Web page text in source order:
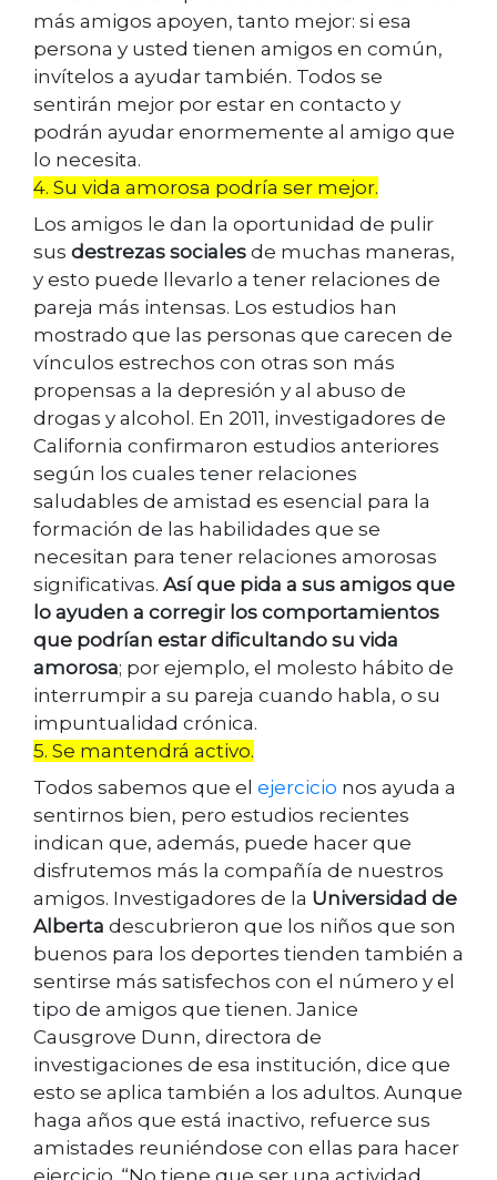
más amigos apoyen, tanto mejor: si esa
persona y usted tienen amigos en común,
invítelos a ayudar también. Todos se
sentirán mejor por estar en contacto y
podrán ayudar enormemente al amigo que
lo necesita.
4. Su vida amorosa podría ser mejor.
Los amigos le dan la oportunidad de pulir
sus destrezas sociales de muchas maneras,
y esto puede llevarlo a tener relaciones de
pareja más intensas. Los estudios han
mostrado que las personas que carecen de
vínculos estrechos con otras son más
propensas a la depresión y al abuso de
drogas y alcohol. En 2011, investigadores de
California confirmaron estudios anteriores
según los cuales tener relaciones
saludables de amistad es esencial para la
formación de las habilidades que se
necesitan para tener relaciones amorosas
significativas. Así que pida a sus amigos que
lo ayuden a corregir los comportamientos
que podrían estar dificultando su vida
amorosa; por ejemplo, el molesto hábito de
interrumpir a su pareja cuando habla, o su
impuntualidad crónica.
5. Se mantendrá activo.
Todos sabemos que el ejercicio nos ayuda a
sentirnos bien, pero estudios recientes
indican que, además, puede hacer que
disfrutemos más la compañía de nuestros
amigos. Investigadores de la Universidad de
Alberta descubrieron que los niños que son
buenos para los deportes tienden también a
sentirse más satisfechos con el número y el
tipo de amigos que tienen. Janice
Causgrove Dunn, directora de
investigaciones de esa institución, dice que
esto se aplica también a los adultos. Aunque
haga años que está inactivo, refuerce sus
amistades reuniéndose con ellas para hacer
ejercicio. “No tiene que ser una actividad